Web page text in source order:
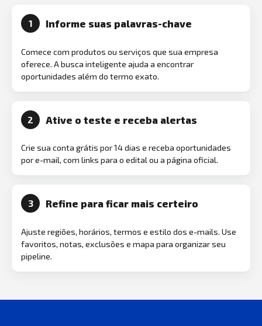
1 Informe suas palavras-chave
Comece com produtos ou serviços que sua empresa
oferece. A busca inteligente ajuda a encontrar
oportunidades além do termo exato.
2 Ative o teste e receba alertas
Crie sua conta grátis por 14 dias e receba oportunidades
por e-mail, com links para o edital ou a página oficial.
3 Refine para ficar mais certeiro
Ajuste regiões, horários, termos e estilo dos e-mails. Use
favoritos, notas, exclusões e mapa para organizar seu
pipeline.